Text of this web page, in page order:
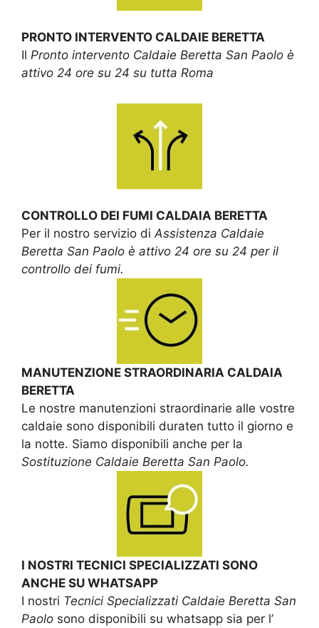
PRONTO INTERVENTO CALDAIE BERETTA
Il Pronto intervento Caldaie Beretta San Paolo è
attivo 24 ore su 24 su tutta Roma
CONTROLLO DEI FUMI CALDAIA BERETTA
Per il nostro servizio di Assistenza Caldaie
Beretta San Paolo è attivo 24 ore su 24 per il
controllo dei fumi.
MANUTENZIONE STRAORDINARIA CALDAIA
BERETTA
Le nostre manutenzioni straordinarie alle vostre
caldaie sono disponibili duraten tutto il giorno e
la notte. Siamo disponibili anche per la
Sostituzione Caldaie Beretta San Paolo.
I NOSTRI TECNICI SPECIALIZZATI SONO
ANCHE SU WHATSAPP
I nostri Tecnici Specializzati Caldaie Beretta San
Paolo sono disponibili su whatsapp sia per l’